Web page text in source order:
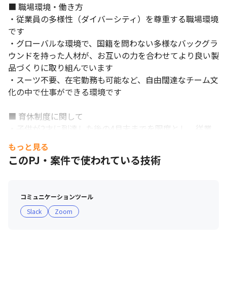
■ 職場環境・働き方
・従業員の多様性（ダイバーシティ）を尊重する職場環境
です
・グローバルな環境で、国籍を問わない多様なバックグラ
ウンドを持った人材が、お互いの力を合わせてより良い製
品づくりに取り組んでいます
・スーツ不要、在宅勤務も可能など、自由闊達なチーム文
化の中で仕事ができる環境です
■ 育休制度に関して
・子供が2才に到達した後の4月末までを限度とし、従業
員が申し出た期間で休職することが可能な育児休職制度を
導入しています
・2020年度の男性育休取得率は24％です（対象年度に育
もっと見る
このPJ・案件で使われている技術
コミュニケーションツール
Slack
Zoom